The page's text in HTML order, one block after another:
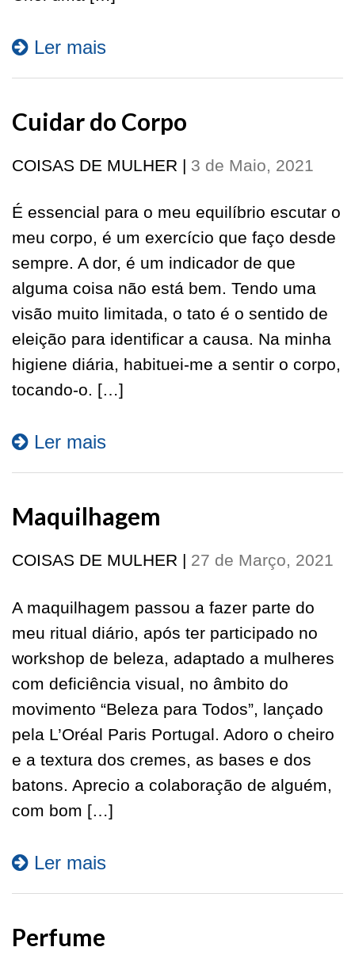
Ler mais
Cuidar do Corpo
COISAS DE MULHER | 3 de Maio, 2021
É essencial para o meu equilíbrio escutar o
meu corpo, é um exercício que faço desde
sempre. A dor, é um indicador de que
alguma coisa não está bem. Tendo uma
visão muito limitada, o tato é o sentido de
eleição para identificar a causa. Na minha
higiene diária, habituei-me a sentir o corpo,
tocando-o. […]
Ler mais
Maquilhagem
COISAS DE MULHER | 27 de Março, 2021
A maquilhagem passou a fazer parte do
meu ritual diário, após ter participado no
workshop de beleza, adaptado a mulheres
com deficiência visual, no âmbito do
movimento “Beleza para Todos”, lançado
pela L’Oréal Paris Portugal. Adoro o cheiro
e a textura dos cremes, as bases e dos
batons. Aprecio a colaboração de alguém,
com bom […]
Ler mais
Perfume